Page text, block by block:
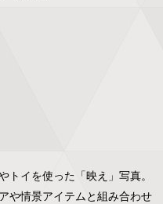
トイを使った「映え」写真。
や情景アイテムと組み合わせ